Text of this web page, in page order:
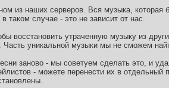
из наших серверов. Вся музыка, которая
случае - это не зависит от нас.
восстановить утраченную музыку из
уникальной музыки мы не сможем
заново - мы советуем сделать это, и
- можете перенести их в